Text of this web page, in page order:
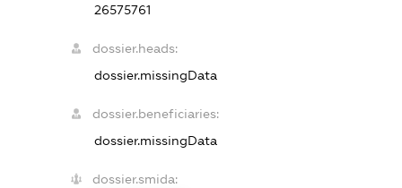
26575761
dossier.heads:
dossier.missingData
dossier.beneficiaries:
dossier.missingData
dossier.smida: